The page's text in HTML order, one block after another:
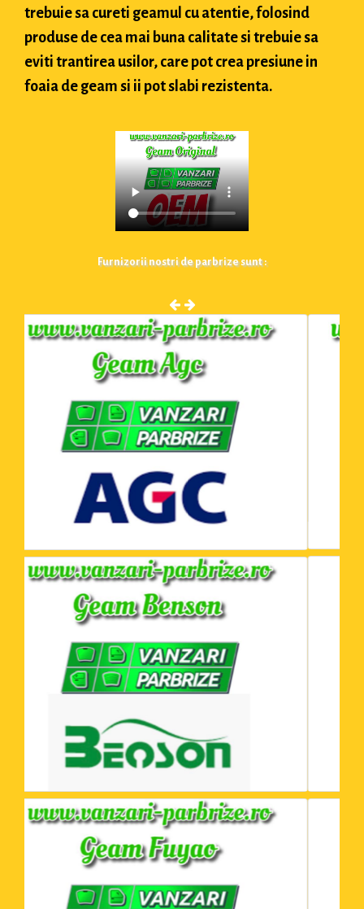
trebuie sa cureti geamul cu atentie, folosind
produse de cea mai buna calitate si trebuie sa
eviti trantirea usilor, care pot crea presiune in
foaia de geam si ii pot slabi rezistenta.
Furnizorii nostri de parbrize sunt :